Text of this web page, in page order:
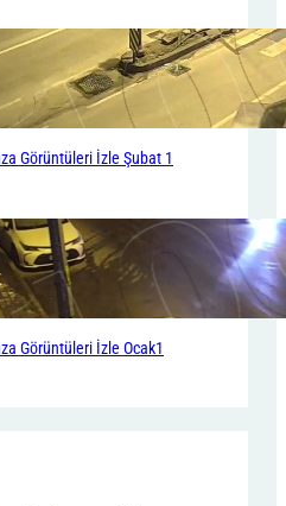
Görüntüleri İzle Şubat 1
Görüntüleri İzle Ocak1